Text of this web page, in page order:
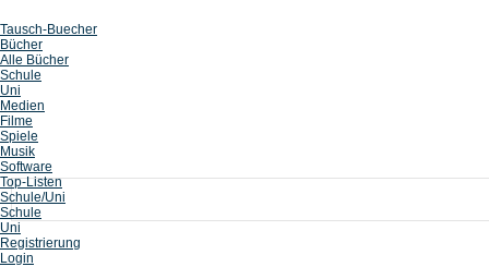
Tausch-Buecher
Bücher
Alle Bücher
Schule
Uni
Medien
Filme
Spiele
Musik
Software
Top-Listen
Schule/Uni
Schule
Uni
Registrierung
Login